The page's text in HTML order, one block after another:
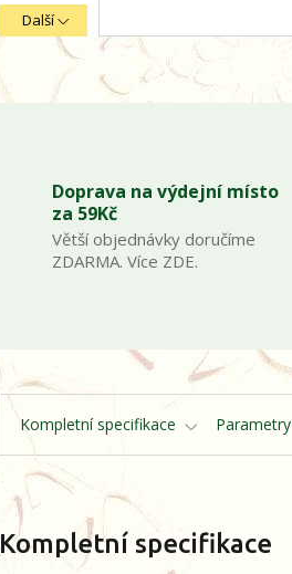
Další
Doprava na výdejní místo
za 59Kč
Větší objednávky doručíme
ZDARMA. Více ZDE.
Kompletní specifikace Parametry
Kompletní specifikace